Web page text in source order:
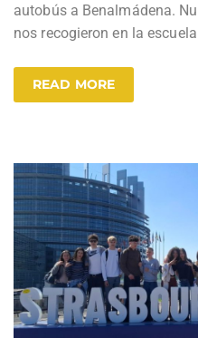
autobús a Benalmádena.
nos recogieron en la
READ MORE